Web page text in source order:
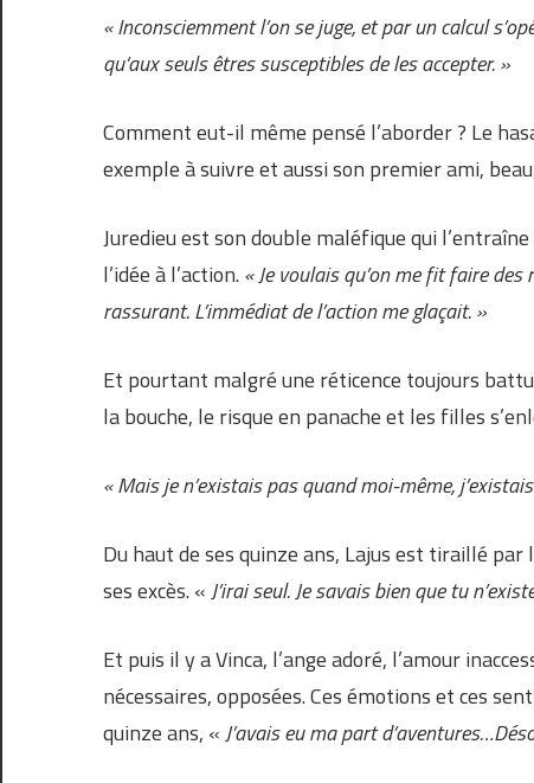
« Inconsciemment l’on se juge, et par un calcul
qu’aux seuls êtres susceptibles de les accepter. »
Comment eut-il même pensé l’aborder ? Le
exemple à suivre et aussi son premier ami,
Juredieu est son double maléfique qui
l’idée à l’action. « Je voulais qu’on me fit faire
rassurant. L’immédiat de l’action me glaçait. »
Et pourtant malgré une réticence toujours
la bouche, le risque en panache et les filles
« Mais je n’existais pas quand moi-même,
Du haut de ses quinze ans, Lajus est tiraillé
ses excès. «J’irai seul. Je savais bien que tu
Et puis il y a Vinca, l’ange adoré, l’amour
nécessaires, opposées. Ces émotions et ces
quinze ans, «J’avais eu ma part